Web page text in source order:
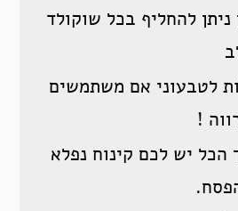
להחליף בכל שוקולד
לטבעוני אם משתמשים
!
יש לכם קינוח נפלא